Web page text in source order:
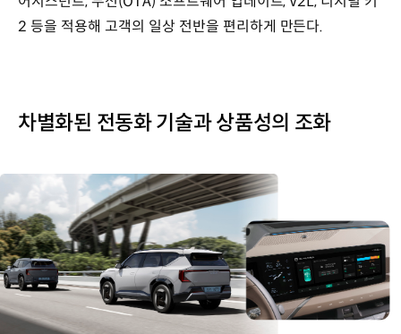
2 등을 적용해 고객의 일상 전반을 편리하게 만든다.
차별화된 전동화 기술과 상품성의 조화